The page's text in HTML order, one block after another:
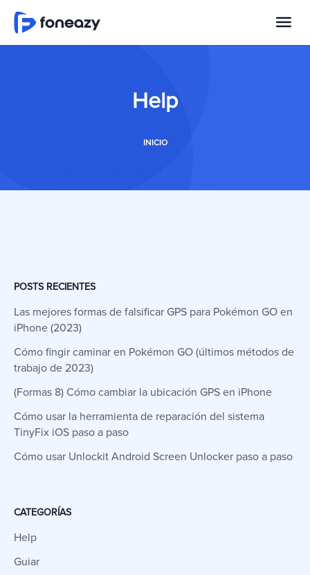
Help
INICIO
POSTS RECIENTES
Las mejores formas de falsificar GPS para Pokémon GO en
iPhone (2023)
Cómo fingir caminar en Pokémon GO (últimos métodos de
trabajo de 2023)
(Formas 8) Cómo cambiar la ubicación GPS en iPhone
Cómo usar la herramienta de reparación del sistema
TinyFix iOS paso a paso
Cómo usar Unlockit Android Screen Unlocker paso a paso
CATEGORÍAS
Help
Guiar